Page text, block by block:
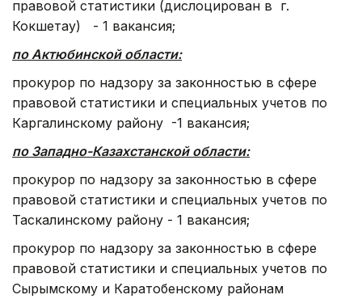
правовой статистики (дислоцирован в г.
Кокшетау) - 1 вакансия;
по Актюбинской области:
прокурор по надзору за законностью в сфере
правовой статистики и специальных учетов по
Каргалинскому району -1 вакансия;
по Западно-Казахстанской области:
прокурор по надзору за законностью в сфере
правовой статистики и специальных учетов по
Таскалинскому району - 1 вакансия;
прокурор по надзору за законностью в сфере
правовой статистики и специальных учетов по
Сырымскому и Каратобенскому районам